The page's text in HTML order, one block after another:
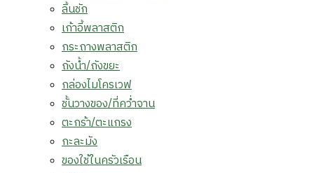
ลิ้นชัก
เก้าอี้พลาสติก
กระถางพลาสติก
ถังน้ำ/ถังขยะ
กล่องไมโครเวฟ
ชั้นวางของ/ที่คว่ำจาน
ตะกร้า/ตะแกรง
กะละมัง
ของใช้ในครัวเรือน